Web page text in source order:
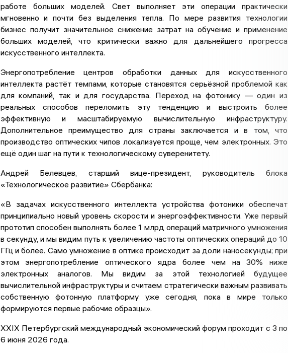
работе больших моделей. Свет выполняет эти операции практически
мгновенно и почти без выделения тепла. По мере развития технологии
бизнес получит значительное снижение затрат на обучение и применение
больших моделей, что критически важно для дальнейшего прогресса
искусственного интеллекта.
Энергопотребление центров обработки данных для искусственного
интеллекта растёт темпами, которые становятся серьёзной проблемой как
для компаний, так и для государства. Переход на фотонику — один из
реальных способов переломить эту тенденцию и выстроить более
эффективную и масштабируемую вычислительную инфраструктуру.
Дополнительное преимущество для страны заключается и в том, что
производство оптических чипов локализуется проще, чем электронных. Это
ещё один шаг на пути к технологическому суверенитету.
Андрей Белевцев, старший вице-президент, руководитель блока
«Технологическое развитие» Сбербанка:
«В задачах искусственного интеллекта устройства фотоники обеспечат
принципиально новый уровень скорости и энергоэффективности. Уже первый
прототип способен выполнять более 1 млрд операций матричного умножения
в секунду, и мы видим путь к увеличению частоты оптических операций до 10
ГГц и более. Само умножение в оптике происходит за доли наносекунды; при
этом энергопотребление оптического ядра более чем на 30% ниже
электронных аналогов. Мы видим за этой технологией будущее
вычислительной инфраструктуры и считаем стратегически важным развивать
собственную фотонную платформу уже сегодня, пока в мире только
формируются первые рабочие образцы».
XXIX Петербургский международный экономический форум проходит с 3 по
6 июня 2026 года.